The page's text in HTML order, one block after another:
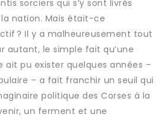
sorciers qui s’y sont livrés
nation. Mais était-ce
? Il y a malheureusement tout
autant, le simple fait qu’une
pu exister quelques années –
– a fait franchir un seuil qui
politique des Corses à la
un ferment et une